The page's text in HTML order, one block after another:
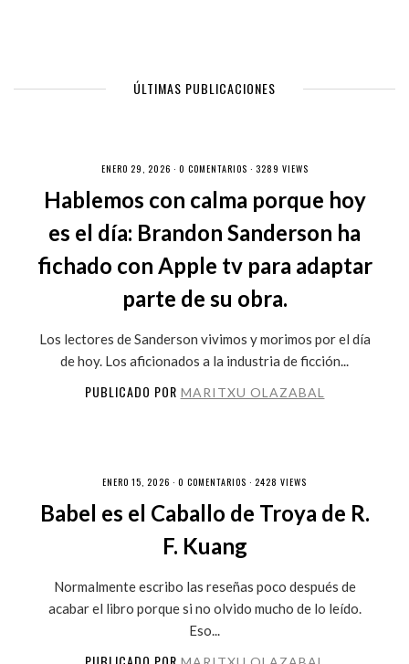
ÚLTIMAS PUBLICACIONES
ENERO 29, 2026 · 0 COMENTARIOS · 3289 VIEWS
Hablemos con calma porque hoy
es el día: Brandon Sanderson ha
fichado con Apple tv para adaptar
parte de su obra.
Los lectores de Sanderson vivimos y morimos por el día
de hoy. Los aficionados a la industria de ficción...
PUBLICADO POR MARITXU OLAZABAL
ENERO 15, 2026 · 0 COMENTARIOS · 2428 VIEWS
Babel es el Caballo de Troya de R.
F. Kuang
Normalmente escribo las reseñas poco después de
acabar el libro porque si no olvido mucho de lo leído.
Eso...